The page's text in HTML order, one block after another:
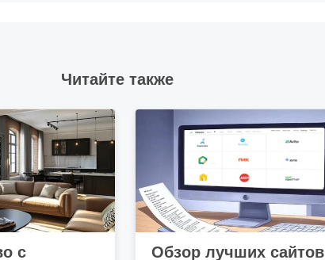
Читайте также
с
Обзор лучших сайтов